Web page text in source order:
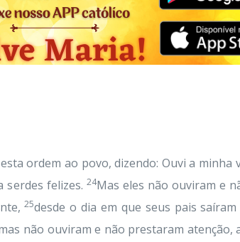
ordem ao povo, dizendo: Ouvi a
serdes felizes. 24Mas eles não ouviram e
25desde o dia em que seus pais
não ouviram e não prestaram